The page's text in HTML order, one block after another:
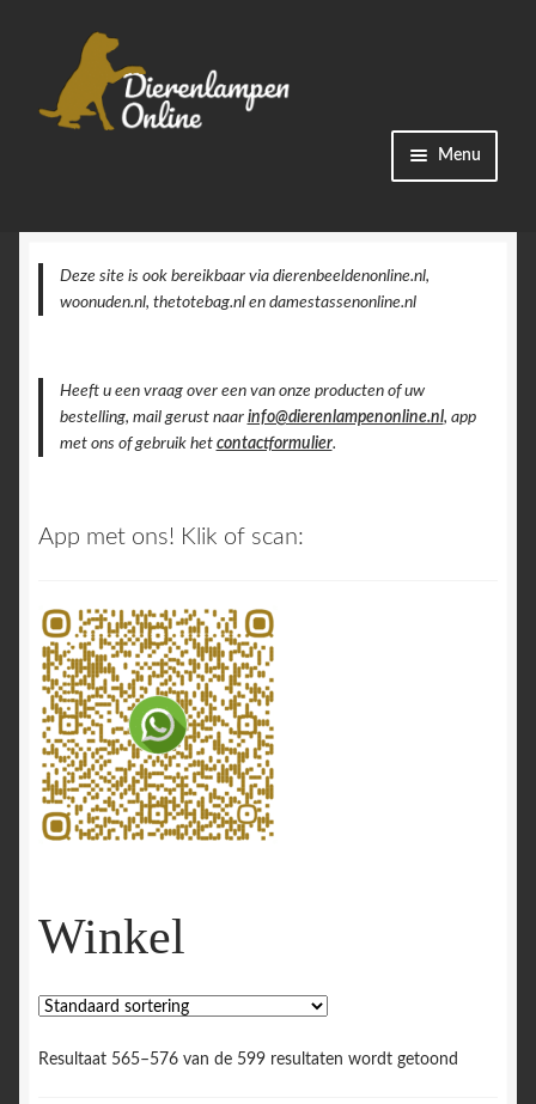
navigatie
inhoud
Menu
Categorieën
Accountgegevens
Winkel
Resultaat 565–576 van de 599 resultaten wordt getoond
Deze site is ook bereikbaar via dierenbeeldenonline.nl,
woonuden.nl, thetotebag.nl en damestassenonline.nl
Heeft u een vraag over een van onze producten of uw
bestelling, mail gerust naar info@dierenlampenonline.nl, app
met ons of gebruik het contactformulier.
App met ons! Klik of scan: